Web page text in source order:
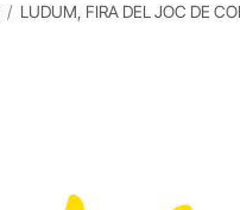
/ LUDUM, FIRA DEL JOC DE